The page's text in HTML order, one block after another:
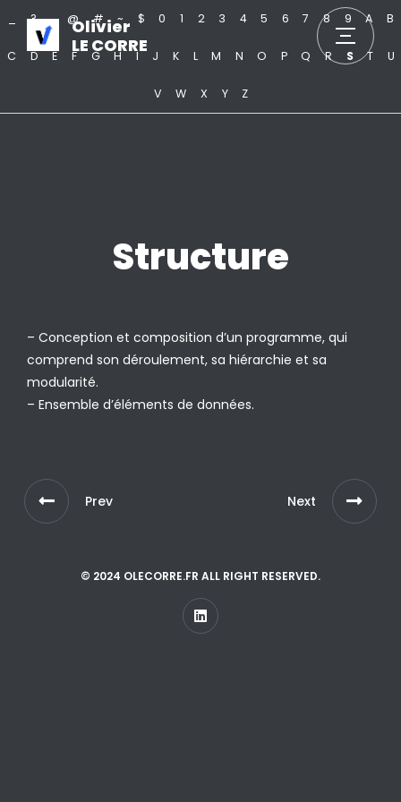
Olivier
LE CORRE
? . @ # ~ $ 0 1 2 3 4 5 6 7 8 9 A B
C D E F G H I J K L M N O P Q R S T U
V W X Y Z
Structure
– Conception et composition d’un programme, qui
comprend son déroulement, sa hiérarchie et sa
modularité.
– Ensemble d’éléments de données.
Prev Next
© 2024 OLECORRE.FR ALL RIGHT RESERVED.